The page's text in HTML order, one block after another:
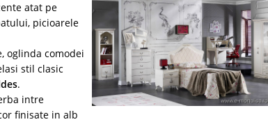
atat pe
picioarele
oglinda comodei
stil clasic
.
intre
finisate in alb